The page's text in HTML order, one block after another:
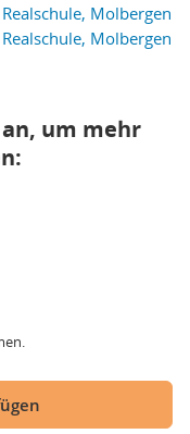
Molbergen
Molbergen
um mehr